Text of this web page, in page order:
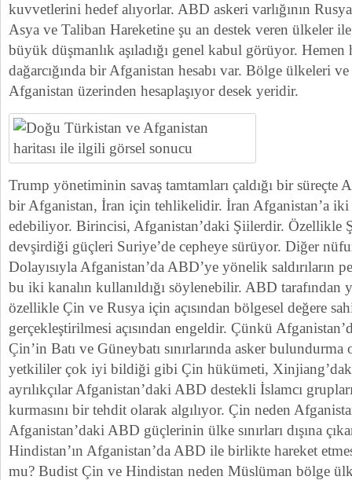
kuvvetlerini hedef alıyorlar. ABD askeri varlığının
Asya ve Taliban Hareketine şu an destek veren ülkeler
büyük düşmanlık aşıladığı genel kabul görüyor.
dağarcığında bir Afganistan hesabı var. Bölge ülkeleri
Afganistan üzerinden hesaplaşıyor desek yeridir.
Trump yönetiminin savaş tamtamları çaldığı bir süreçte
bir Afganistan, İran için tehlikelidir. İran Afganistan’a
edebiliyor. Birincisi, Afganistan’daki Şiilerdir. Özellikle
devşirdiği güçleri Suriye’de cepheye sürüyor. Diğer
Dolayısıyla Afganistan’da ABD’ye yönelik saldırıların
bu iki kanalın kullanıldığı söylenebilir. ABD tarafından
özellikle Çin ve Rusya için açısından bölgesel değere
gerçekleştirilmesi açısından engeldir. Çünkü
Çin’in Batı ve Güneybatı sınırlarında asker
yetkililer çok iyi bildiği gibi Çin hükümeti,
ayrılıkçılar Afganistan’daki ABD destekli İslamcı
kurmasını bir tehdit olarak algılıyor. Çin neden
Afganistan’daki ABD güçlerinin ülke sınırları dışına
Hindistan’ın Afganistan’da ABD ile birlikte hareket
mu? Budist Çin ve Hindistan neden Müslüman bölge